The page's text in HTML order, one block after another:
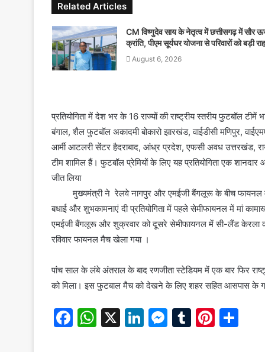
Related Articles
CM विष्णुदेव साय के नेतृत्व में छत्तीसगढ़ में सौर
क्रांति, पीएम सूर्यघर योजना से परिवारों को बड़ी
August 6, 2026
प्रतियोगिता में देश भर के 16 राज्यों की राष्ट्रीय स्तरीय फुटबॉल
बंगाल, शैल फुटबॉल अकादमी बोकारो झारखंड, वाईडीसी मणिपुर,
आर्मी आटलरी सेंटर हैदराबाद, आंध्र प्रदेश, एफसी अवध उत्तरखंड,
टीम शामिल हैं। फुटबॉल प्रेमियों के लिए यह प्रतियोगिता एक
जीत लिया
मुख्यमंत्री ने रेलवे नागपुर और एमईजी बैंगलूरू के बीच फायनल
बधाई और शुभकामनाएं दी प्रतियोगिता में पहले सेमीफायनल में मां
एमईजी बैंगलूरू और शुक्रवार को दूसरे सेमीफायनल में सी-लैंड केरला
रविवार फायनल मैच खेला गया ।
पांच साल के लंबे अंतराल के बाद रणजीता स्टेडियम में एक बार फिर
को मिला। इस फुटबाल मैच को देखने के लिए शहर सहित आसपास के
F
W X
Li M T
Pi